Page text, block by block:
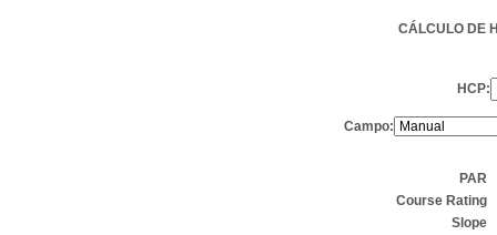
CÁLCULO DE
HCP:
Campo:
PAR
Course Rating
Slope